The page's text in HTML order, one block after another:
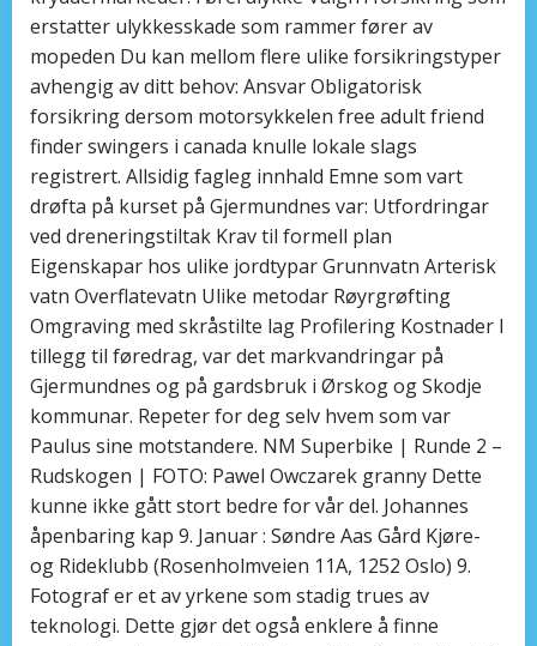
erstatter ulykkesskade som rammer fører av
mopeden Du kan mellom flere ulike forsikringstyper
avhengig av ditt behov: Ansvar Obligatorisk
forsikring dersom motorsykkelen free adult friend
finder swingers i canada knulle lokale slags
registrert. Allsidig fagleg innhald Emne som vart
drøfta på kurset på Gjermundnes var: Utfordringar
ved dreneringstiltak Krav til formell plan
Eigenskapar hos ulike jordtypar Grunnvatn Arterisk
vatn Overflatevatn Ulike metodar Røyrgrøfting
Omgraving med skråstilte lag Profilering Kostnader I
tillegg til føredrag, var det markvandringar på
Gjermundnes og på gardsbruk i Ørskog og Skodje
kommunar. Repeter for deg selv hvem som var
Paulus sine motstandere. NM Superbike | Runde 2 –
Rudskogen | FOTO: Pawel Owczarek granny Dette
kunne ikke gått stort bedre for vår del. Johannes
åpenbaring kap 9. Januar : Søndre Aas Gård Kjøre-
og Rideklubb (Rosenholmveien 11A, 1252 Oslo) 9.
Fotograf er et av yrkene som stadig trues av
teknologi. Dette gjør det også enklere å finne